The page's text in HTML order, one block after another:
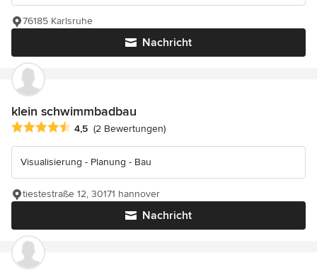
Nachricht
76185 Karlsruhe
klein schwimmbadbau
Durchschnittliche Bewertung: 4.5 von 5 Sternen
4,5 (2 Bewertungen)
Visualisierung - Planung - Bau
Nachricht
tiestestraße 12, 30171 hannover